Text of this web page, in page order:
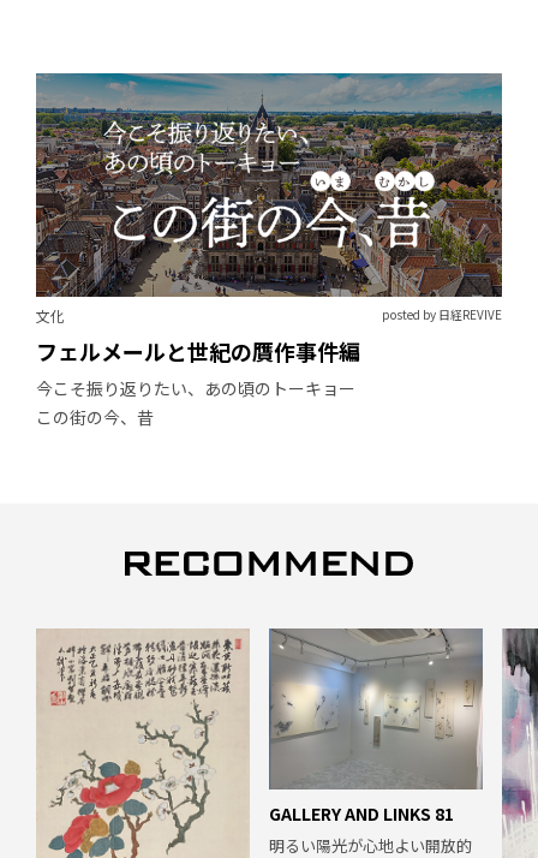
文化 posted by 日経REVIVE
フェルメールと世紀の贋作事件編
今こそ振り返りたい、あの頃のトーキョー
この街の今、昔
GALLERY AND LINKS 81
明るい陽光が心地よい開放的